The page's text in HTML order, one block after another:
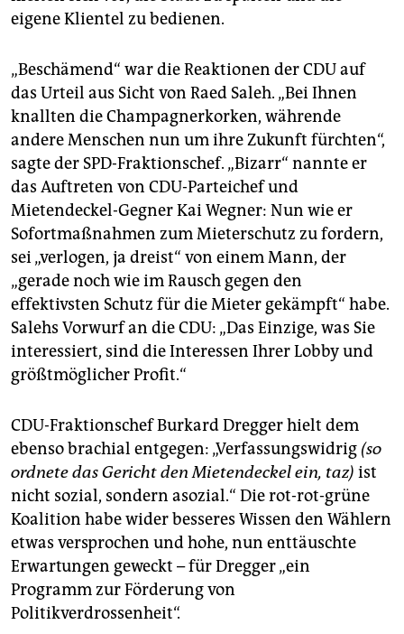
eigene Klientel zu bedienen.
„Beschämend“ war die Reaktionen der CDU auf
das Urteil aus Sicht von Raed Saleh. „Bei Ihnen
knallten die Champagnerkorken, währende
andere Menschen nun um ihre Zukunft fürchten“,
sagte der SPD-Fraktionschef. „Bizarr“ nannte er
das Auftreten von CDU-Parteichef und
Mietendeckel-Gegner Kai Wegner: Nun wie er
Sofortmaßnahmen zum Mieterschutz zu fordern,
sei „verlogen, ja dreist“ von einem Mann, der
„gerade noch wie im Rausch gegen den
effektivsten Schutz für die Mieter gekämpft“ habe.
Salehs Vorwurf an die CDU: „Das Einzige, was Sie
interessiert, sind die Interessen Ihrer Lobby und
größtmöglicher Profit.“
CDU-Fraktionschef Burkard Dregger hielt dem
ebenso brachial entgegen: „Verfassungswidrig (so
ordnete das Gericht den Mietendeckel ein, taz) ist
nicht sozial, sondern asozial.“ Die rot-rot-grüne
Koalition habe wider besseres Wissen den Wählern
etwas versprochen und hohe, nun enttäuschte
Erwartungen geweckt – für Dregger „ein
Programm zur Förderung von
Politikverdrossenheit“.